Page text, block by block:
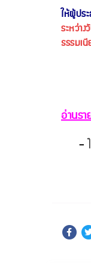
ให้ผู้ปร
ระหว่า
ธรรมเ
อ่านรา
-